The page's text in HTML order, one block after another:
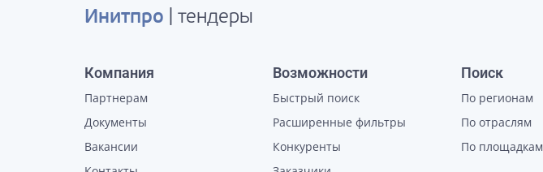
Инитпро | тендеры
Компания
Партнерам
Документы
Вакансии
Возможности
Быстрый поиск
Расширенные фильтры
Конкуренты
Поиск
По регионам
По отраслям
По площадкам